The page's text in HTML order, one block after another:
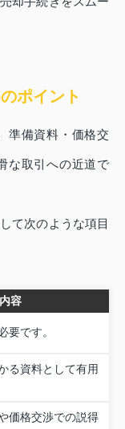
ポイント
準備資料・価格交
な取引への近道で
て次のような項目
内容
要です。
る資料として有用
価格交渉での説得